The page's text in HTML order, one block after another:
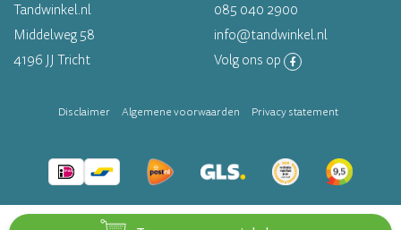
Tandwinkel.nl
Middelweg 58
4196 JJ Tricht
085 040 2900
info@tandwinkel.nl
Volg ons op
Disclaimer Algemene voorwaarden Privacy statement